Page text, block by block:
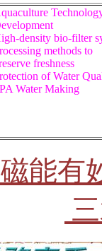
density bio-filter
methods to
freshness
of Water
Water Making
能有